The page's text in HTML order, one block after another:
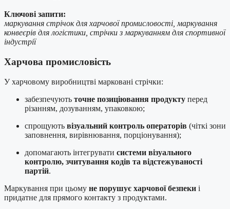
Ключові запити:
маркування стрічок для харчової промисловості, маркування
конвеєрів для логістики, стрічки з маркуванням для спортивної
індустрії
Харчова промисловість
У харчовому виробництві марковані стрічки:
забезпечують точне позиціювання продукту перед
різанням, дозуванням, упаковкою;
спрощують візуальний контроль операторів (чіткі зони
заповнення, вирівнювання, порціонування);
допомагають інтегрувати системи візуального
контролю, зчитування кодів та відстежуваності
партій.
Маркування при цьому не порушує харчової безпеки і
придатне для прямого контакту з продуктами.